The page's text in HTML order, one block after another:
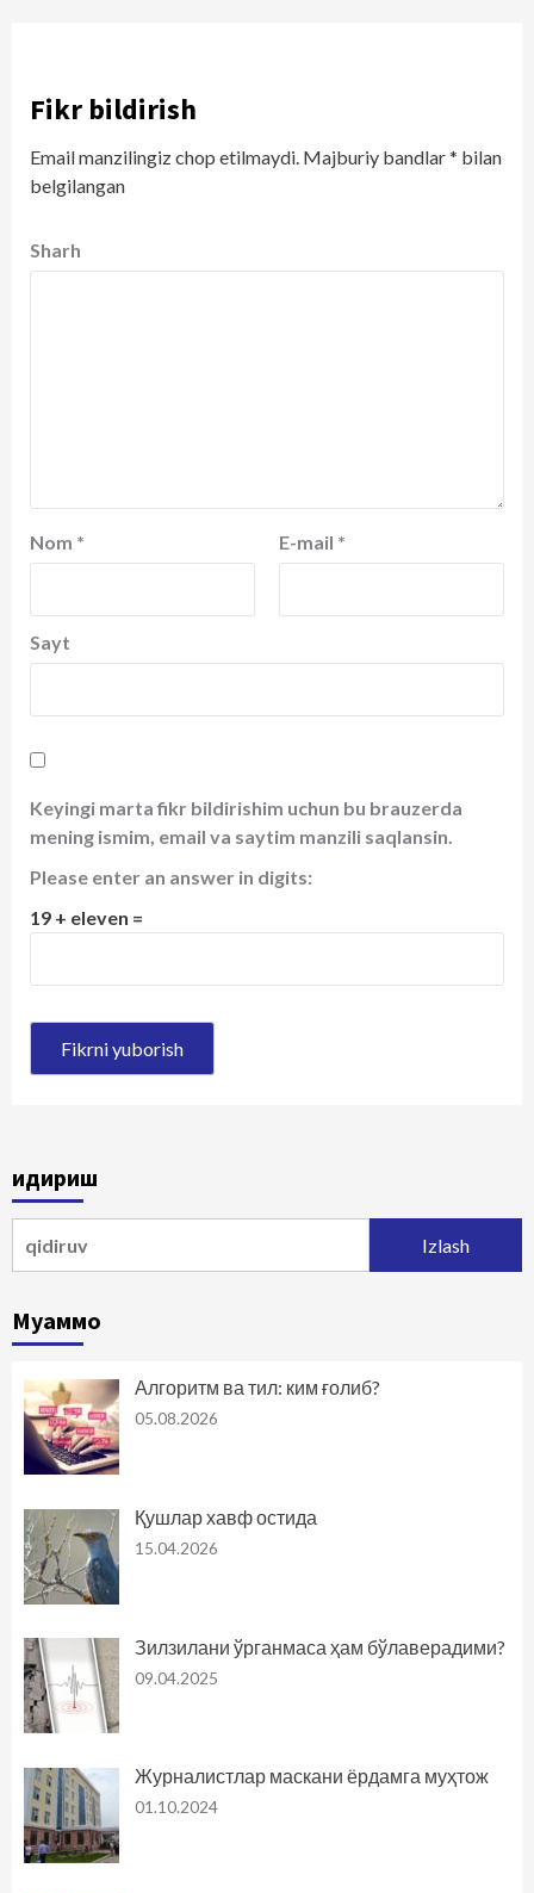
Fikr bildirish
Email manzilingiz chop etilmaydi. Majburiy bandlar* bilan
belgilangan
Sharh
Nom * E-mail *
Sayt
Keyingi marta fikr bildirishim uchun bu brauzerda
mening ismim, email va saytim manzili saqlansin.
Please enter an answer in digits:
19 + eleven =
Қидириш
Муаммо
Алгоритм ва тил: ким ғолиб?
05.08.2026
Қушлар хавф остида
15.04.2026
Зилзилани ўрганмаса ҳам бўлаверадими?
09.04.2025
Журналистлар маскани ёрдамга муҳтож
01.10.2024